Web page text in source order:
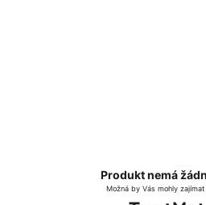
Produkt nemá
Možná by Vás mohly